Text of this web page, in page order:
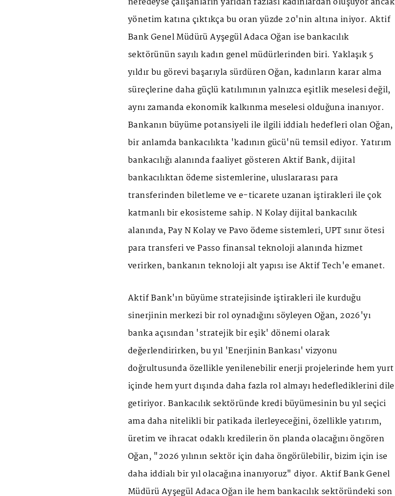
yönetim katına çıktıkça bu oran yüzde 20'nin altına iniyor. Aktif
Bank Genel Müdürü Ayşegül Adaca Oğan ise bankacılık
sektörünün sayılı kadın genel müdürlerinden biri. Yaklaşık 5
yıldır bu görevi başarıyla sürdüren Oğan, kadınların karar alma
süreçlerine daha güçlü katılımının yalnızca eşitlik meselesi değil,
aynı zamanda ekonomik kalkınma meselesi olduğuna inanıyor.
Bankanın büyüme potansiyeli ile ilgili iddialı hedefleri olan Oğan,
bir anlamda bankacılıkta 'kadının gücü'nü temsil ediyor. Yatırım
bankacılığı alanında faaliyet gösteren Aktif Bank, dijital
bankacılıktan ödeme sistemlerine, uluslararası para
transferinden biletleme ve e-ticarete uzanan iştirakleri ile çok
katmanlı bir ekosisteme sahip. N Kolay dijital bankacılık
alanında, Pay N Kolay ve Pavo ödeme sistemleri, UPT sınır ötesi
para transferi ve Passo finansal teknoloji alanında hizmet
verirken, bankanın teknoloji alt yapısı ise Aktif Tech'e emanet.
Aktif Bank'ın büyüme stratejisinde iştirakleri ile kurduğu
sinerjinin merkezi bir rol oynadığını söyleyen Oğan, 2026'yı
banka açısından 'stratejik bir eşik' dönemi olarak
değerlendirirken, bu yıl 'Enerjinin Bankası' vizyonu
doğrultusunda özellikle yenilenebilir enerji projelerinde hem yurt
içinde hem yurt dışında daha fazla rol almayı hedeflediklerini dile
getiriyor. Bankacılık sektöründe kredi büyümesinin bu yıl seçici
ama daha nitelikli bir patikada ilerleyeceğini, özellikle yatırım,
üretim ve ihracat odaklı kredilerin ön planda olacağını öngören
Oğan, "2026 yılının sektör için daha öngörülebilir, bizim için ise
daha iddialı bir yıl olacağına inanıyoruz" diyor. Aktif Bank Genel
Müdürü Ayşegül Adaca Oğan ile hem bankacılık sektöründeki son